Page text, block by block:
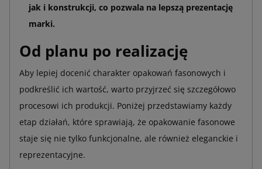
jak i konstrukcji, co pozwala na lepszą prezentację
marki.
Od planu po realizację
Aby lepiej docenić charakter opakowań fasonowych i
podkreślić ich wartość, warto przyjrzeć się szczegółowo
procesowi ich produkcji. Poniżej przedstawiamy każdy
etap działań, które sprawiają, że opakowanie fasonowe
staje się nie tylko funkcjonalne, ale również eleganckie i
reprezentacyjne.